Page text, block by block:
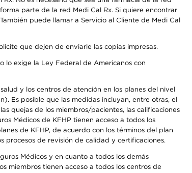
parte de la red Medi Cal Rx. Si quiere encontrar
puede llamar a Servicio al Cliente de Medi Cal
que dejen de enviarle las copias impresas.
lo exige la Ley Federal de Americanos con
y los centros de atención en los planes del nivel
Es posible que las medidas incluyan, entre otras, el
quejas de los miembros/pacientes, las calificaciones
Médicos de KFHP tienen acceso a todos los
de KFHP, de acuerdo con los términos del plan
procesos de revisión de calidad y certificaciones.
Médicos y en cuanto a todos los demás
miembros tienen acceso a todos los centros de